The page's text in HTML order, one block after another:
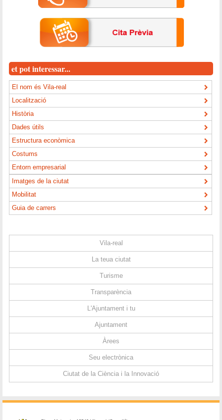
et pot interessar...
El nom és Vila-real
Localització
Història
Dades útils
Estructura econòmica
Costums
Entorn empresarial
Imatges de la ciutat
Mobilitat
Guia de carrers
Vila-real
La teua ciutat
Turisme
Transparència
L'Ajuntament i tu
Ajuntament
Àrees
Seu electrònica
Ciutat de la Ciència i la Innovació